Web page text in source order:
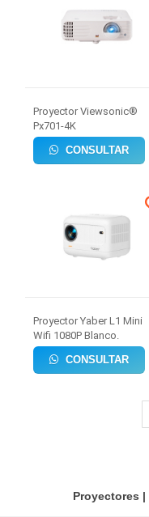
Proyector Viewsonic®
Px701-4K
CONSULTAR
Proyector Yaber L1 Mini
Wifi 1080P Blanco.
CONSULTAR
Proyectores |